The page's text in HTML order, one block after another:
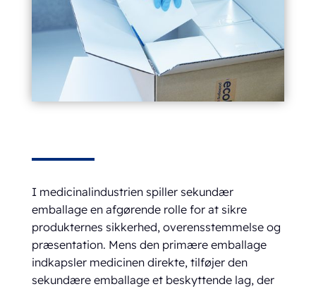
I medicinalindustrien spiller sekundær
emballage en afgørende rolle for at sikre
produkternes sikkerhed, overensstemmelse og
præsentation. Mens den primære emballage
indkapsler medicinen direkte, tilføjer den
sekundære emballage et beskyttende lag, der